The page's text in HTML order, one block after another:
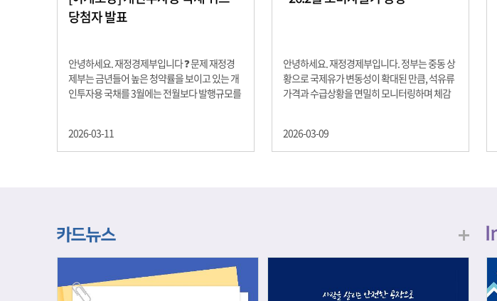
당첨자 발표
안녕하세요. 재정경제부입니다 ❓ 문제 재정경
제부는 금년들어 높은 청약률을 보이고 있는 개
인투자용 국채를 3월에는 전월보다 발행규모를
년물 900억원, 20년물 300억원입니다. 그렇다
면 3월 개인투자용 국채의 총 발행 예정 금액은
은 인스타그램 개별 DM으로 폼링크를 전달드립
니다.
2026-03-11
안녕하세요. 재정경제부입니다. 정부는 중동 상
황으로 국제유가 변동성이 확대된 만큼, 석유류
가격과 수급상황을 면밀히 모니터링하며 체감
고 추세적 흐름을 보여주는 근원물가는 2.3% 상
승 향후 지정학적 요인, 기상여건 등 불확실성이
2026-03-09